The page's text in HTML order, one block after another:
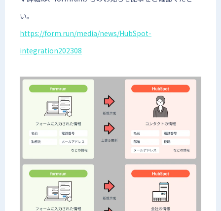
い。
https://form.run/media/news/HubSpot-
integration202308